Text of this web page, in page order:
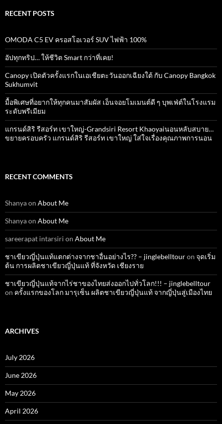
RECENT POSTS
OMODA C5 EV ครอสโอเวอร์ SUV ไฟฟ้า 100%
อัปทุกทริป… ให้ชีวิต Smart กว่าที่เคย!
Canopy เปิดตัวครั้งแรกในเอเชียตะวันออกเฉียงใต้ กับ Canopy Bangkok
Sukhumvit
มื้อพิเศษที่อยากให้ทุกคนมาสัมผัส เอ็นจอยโมเมนต์ดี ๆ บุพเฟ่ต์ในโรงแรม
ระดับพรีเมียม
แกรนด์สิริ​ รีสอร์ท​ เขาใหญ่​-Grandsiri​ Resort​ Khaoyaiนอนหลับสบาย…
ขยายครอบครัว แกรนด์สิริ รีสอร์ท เขาใหญ่ ใส่ใจเรื่องคุณภาพการนอน
RECENT COMMENTS
Shanyaon About Me
Shanyaon About Me
sareerapat intarsiri on About Me
ชาเขียวญี่ปุ่นแท้แตกต่างจากชาอื่นอย่างไร?? – jinglebelltouron จุดเริ่ม
ต้น การผลิตชาเขียวญี่ปุ่นแท้ ที่จังหวัด เชียงราย
ชาเขียวญี่ปุ่นแท้จากไร่ชาของไทยส่งออกไปทั่วโลก!!! – jinglebelltour
on ครั้งแรกของโลก มารุเซ็น ผลิตชาเขียวญี่ปุ่นแท้ จากญี่ปุ่นสู่เมืองไทย
ARCHIVES
July 2026
June 2026
May 2026
April 2026